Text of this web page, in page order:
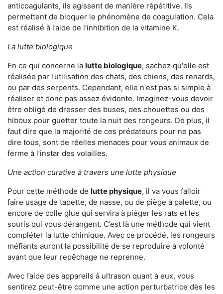
anticoagulants, ils agissent de manière répétitive. Ils
permettent de bloquer le phénomène de coagulation. Cela
est réalisé à l’aide de l’inhibition de la vitamine K.
La lutte biologique
En ce qui concerne la lutte biologique, sachez qu'elle est
réalisée par l’utilisation des chats, des chiens, des renards,
ou par des serpents. Cependant, elle n'est pas si simple à
réaliser et donc pas assez évidente. Imaginez-vous devoir
être obligé de dresser des buses, des chouettes ou des
hiboux pour guetter toute la nuit des rongeurs. De plus, il
faut dire que la majorité de ces prédateurs pour ne pas
dire tous, sont de réelles menaces pour vous animaux de
ferme à l’instar des volailles.
Une action curative à travers une lutte physique
Pour cette méthode de lutte physique, il va vous falloir
faire usage de tapette, de nasse, ou de piège à palette, ou
encore de colle glue qui servira à piéger les rats et les
souris qui vous dérangent. C’est là une méthode qui vient
compléter la lutte chimique. Avec ce procédé, les rongeurs
méfiants auront la possibilité de se reproduire à volonté
avant que leur repêchage ne reprenne.
Avec l’aide des appareils à ultrason quant à eux, vous
sentirez peut-être comme une action perturbatrice dès les